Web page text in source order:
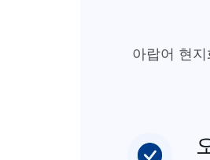
아랍어 현